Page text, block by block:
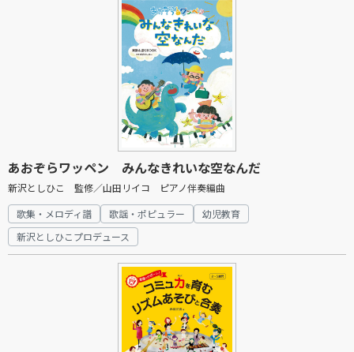
あおぞらワッペン みんなきれいな空なんだ
新沢としひこ 監修／山田リイコ ピアノ伴奏編曲
歌集・メロディ譜
歌謡・ポピュラー
幼児教育
新沢としひこプロデュース